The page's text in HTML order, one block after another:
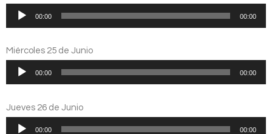
Reproductor
audio
00:00 00:00
Miércoles 25 de Junio
Reproductor
audio
00:00 00:00
Jueves 26 de Junio
Reproductor
00:00 00:00